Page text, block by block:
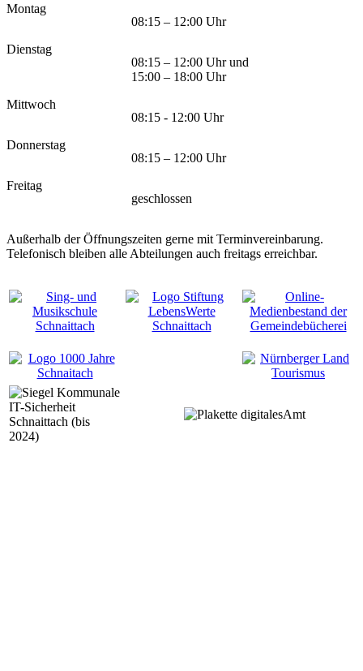
Montag
08:15 – 12:00 Uhr
Dienstag
08:15 – 12:00 Uhr und
15:00 – 18:00 Uhr
Mittwoch
08:15 - 12:00 Uhr
Donnerstag
08:15 – 12:00 Uhr
Freitag
geschlossen
Außerhalb der Öffnungszeiten gerne mit Terminvereinbarung.
Telefonisch bleiben alle Abteilungen auch freitags erreichbar.